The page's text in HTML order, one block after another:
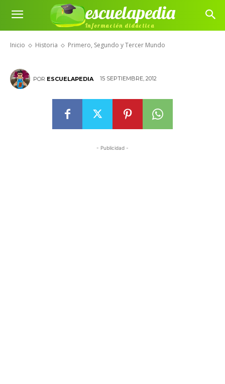
escuelapedia
Información didáctica
Inicio Historia Primero, Segundo y Tercer Mundo
Primero, Segundo y Tercer
Mundo
POR ESCUELAPEDIA 15 SEPTIEMBRE, 2012
- Publicidad -